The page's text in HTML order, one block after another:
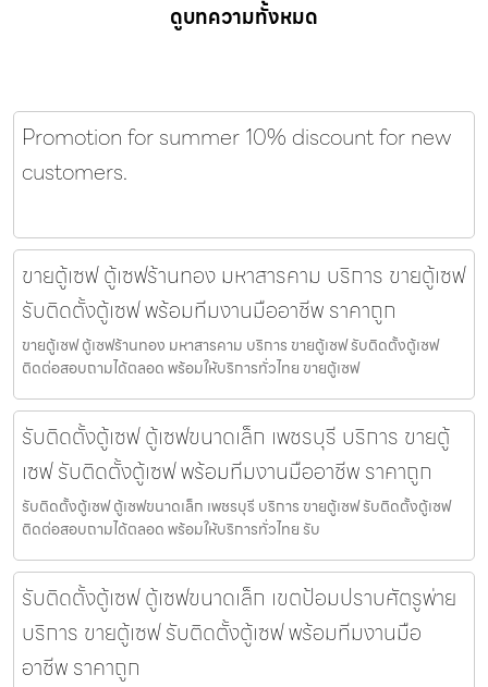
ดูบทความทั้งหมด
Promotion for summer 10% discount for new
customers.
ขายตู้เซฟ ตู้เซฟร้านทอง มหาสารคาม บริการ ขายตู้เซฟ
รับติดตั้งตู้เซฟ พร้อมทีมงานมืออาชีพ ราคาถูก
ขายตู้เซฟ ตู้เซฟร้านทอง มหาสารคาม บริการ ขายตู้เซฟ รับติดตั้งตู้เซฟ
ติดต่อสอบถามได้ตลอด พร้อมให้บริการทั่วไทย ขายตู้เซฟ
รับติดตั้งตู้เซฟ ตู้เซฟขนาดเล็ก เพชรบุรี บริการ ขายตู้
เซฟ รับติดตั้งตู้เซฟ พร้อมทีมงานมืออาชีพ ราคาถูก
รับติดตั้งตู้เซฟ ตู้เซฟขนาดเล็ก เพชรบุรี บริการ ขายตู้เซฟ รับติดตั้งตู้เซฟ
ติดต่อสอบถามได้ตลอด พร้อมให้บริการทั่วไทย รับ
รับติดตั้งตู้เซฟ ตู้เซฟขนาดเล็ก เขตป้อมปราบศัตรูพ่าย
บริการ ขายตู้เซฟ รับติดตั้งตู้เซฟ พร้อมทีมงานมือ
อาชีพ ราคาถูก